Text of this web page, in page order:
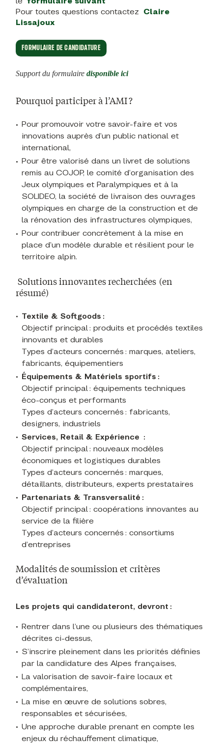
Pour toutes questions contactez Claire
Lissajoux
FORMULAIRE DE CANDIDATURE
Support du formulaire disponible ici
Pourquoi participer à l’AMI ?
Pour promouvoir votre savoir-faire et vos
innovations auprès d’un public national et
international,
Pour être valorisé dans un livret de solutions
remis au COJOP, le comité d’organisation des
Jeux olympiques et Paralympiques et à la
SOLIDEO, la société de livraison des ouvrages
olympiques en charge de la construction et de
la rénovation des infrastructures olympiques,
Pour contribuer concrètement à la mise en
place d’un modèle durable et résilient pour le
territoire alpin.
Solutions innovantes recherchées (en
résumé)
Textile & Softgoods :
Objectif principal : produits et procédés textiles
innovants et durables
Types d’acteurs concernés : marques, ateliers,
fabricants, équipementiers
Équipements & Matériels sportifs :
Objectif principal : équipements techniques
éco-conçus et performants
Types d’acteurs concernés : fabricants,
designers, industriels
Services, Retail & Expérience :
Objectif principal : nouveaux modèles
économiques et logistiques durables
Types d’acteurs concernés : marques,
détaillants, distributeurs, experts prestataires
Partenariats & Transversalité :
Objectif principal : coopérations innovantes au
service de la filière
Types d’acteurs concernés : consortiums
d’entreprises
Modalités de soumission et critères
d’évaluation
Les projets qui candidateront, devront :
Rentrer dans l’une ou plusieurs des thématiques
décrites ci-dessus,
S’inscrire pleinement dans les priorités définies
par la candidature des Alpes françaises,
La valorisation de savoir-faire locaux et
complémentaires,
La mise en œuvre de solutions sobres,
responsables et sécurisées,
Une approche durable prenant en compte les
enjeux du réchauffement climatique,